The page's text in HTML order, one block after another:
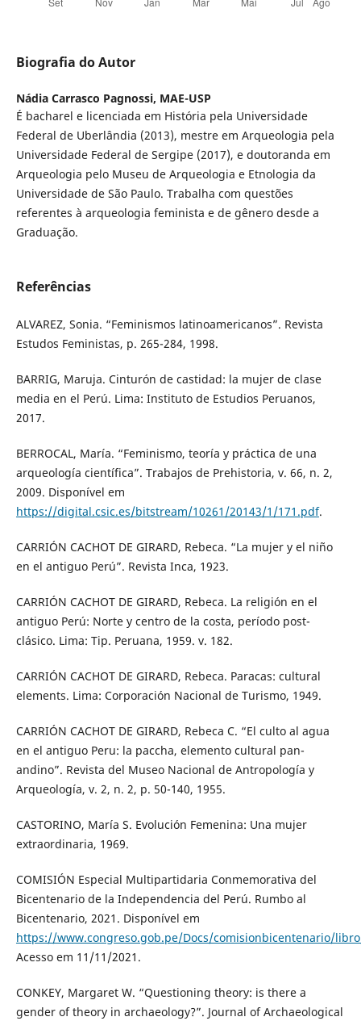
Biografia do Autor
Nádia Carrasco Pagnossi, MAE-USP
É bacharel e licenciada em História pela Universidade
Federal de Uberlândia (2013), mestre em Arqueologia pela
Universidade Federal de Sergipe (2017), e doutoranda em
Arqueologia pelo Museu de Arqueologia e Etnologia da
Universidade de São Paulo. Trabalha com questões
referentes à arqueologia feminista e de gênero desde a
Graduação.
Referências
ALVAREZ, Sonia. “Feminismos latinoamericanos”. Revista
Estudos Feministas, p. 265-284, 1998.
BARRIG, Maruja. Cinturón de castidad: la mujer de clase
media en el Perú. Lima: Instituto de Estudios Peruanos,
2017.
BERROCAL, María. “Feminismo, teoría y práctica de una
arqueología científica”. Trabajos de Prehistoria, v. 66, n. 2,
2009. Disponível em
https://digital.csic.es/bitstream/10261/20143/1/171.pdf.
CARRIÓN CACHOT DE GIRARD, Rebeca. “La mujer y el niño
en el antiguo Perú”. Revista Inca, 1923.
CARRIÓN CACHOT DE GIRARD, Rebeca. La religión en el
antiguo Perú: Norte y centro de la costa, período post-
clásico. Lima: Tip. Peruana, 1959. v. 182.
CARRIÓN CACHOT DE GIRARD, Rebeca. Paracas: cultural
elements. Lima: Corporación Nacional de Turismo, 1949.
CARRIÓN CACHOT DE GIRARD, Rebeca C. “El culto al agua
en el antiguo Peru: la paccha, elemento cultural pan-
andino”. Revista del Museo Nacional de Antropología y
Arqueología, v. 2, n. 2, p. 50-140, 1955.
CASTORINO, María S. Evolución Femenina: Una mujer
extraordinaria, 1969.
COMISIÓN Especial Multipartidaria Conmemorativa del
Bicentenario de la Independencia del Perú. Rumbo al
Bicentenario, 2021. Disponível em
https://www.congreso.gob.pe/Docs/comisionbicentenario/
Acesso em 11/11/2021.
CONKEY, Margaret W. “Questioning theory: is there a
gender of theory in archaeology?”. Journal of Archaeological